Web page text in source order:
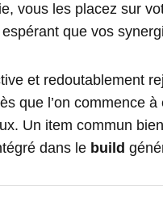
vous les placez sur
que vos
et redoutablement
que l’on commence
Un item commun
dans le build